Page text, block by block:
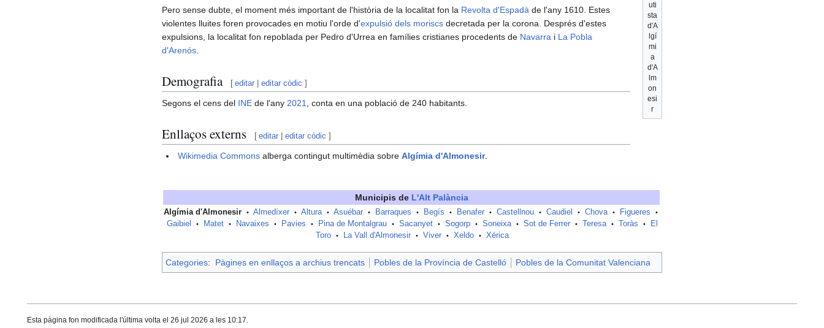
uti
sta
d'A
lgí
mi
a
d'A
lm
on
esi
r
Pero sense dubte, el moment més important de l'història de la localitat fon la Revolta d'Espadà de l'any 1610. Estes
violentes lluites foren provocades en motiu l'orde d'expulsió dels moriscs decretada per la corona. Després d'estes
expulsions, la localitat fon repoblada per Pedro d'Urrea en famílies cristianes procedents de Navarra i La Pobla
d'Arenós
Demografia [ editar |editar còdic ]
Segons el cens del INE de l'any 2021, conta en una població de 240 habitants.
Enllaços externs [ editar |editar còdic ]
Wikimedia Commons alberga contingut multimèdia sobreAlgímia d'Almonesir.
Municipis de L'Alt Palància
Algímia d'Almonesir • Almedíxer • Altura • Asuébar • Barraques • Begís • Benafer • Castellnou • Caudiel • Chova • Figueres •
Gaibiel • Matet • Navaixes • Pavies • Pina de Montalgrau • Sacanyet • Sogorp • Soneixa • Sot de Ferrer • Teresa • Toràs •
El
Toro
• La Vall d'Almonesir • Viver • Xeldo • Xérica
Categories: Pàgines en enllaços a archius trencats Pobles de la Província de Castelló Pobles de la Comunitat Valenciana
Esta pàgina fon modificada l'última volta el 26 jul 2026 a les 10:17.